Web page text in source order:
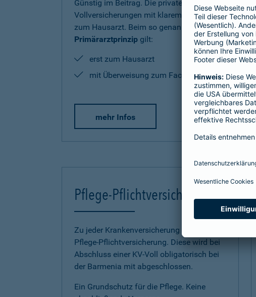
Günstig im Beitrag. Die privaten Kranken-
Vollversicherungen mit klarem Bekenntnis
zum Hausarzt. Beim so genannten
Primärarztprinzip gilt:
erst zum Hausarzt
mit Überweisung zum Facharzt
mehr Infos
Pflege-Pflichtversicherung
Zu jeder Krankenversicherung gehört eine
Pflege-Pflichtversicherung. Diese wird bei
Abschluss einer KV-Voll obligatorisch bei
der Barmenia mit abgeschlossen.
Ein Grundschutz für die Pflege. Keine